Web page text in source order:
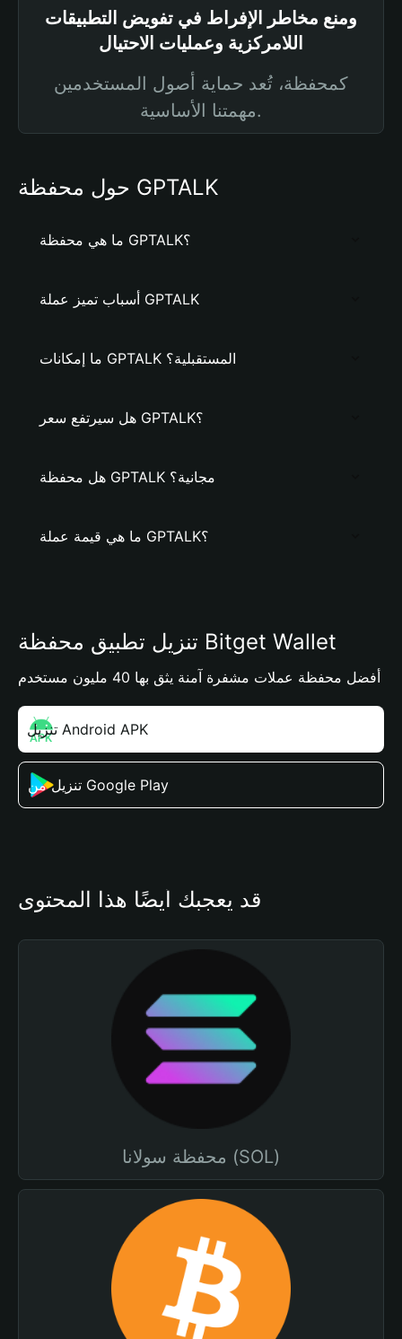
ومنع مخاطر الإفراط في تفويض التطبيقات
اللامركزية وعمليات الاحتيال
كمحفظة، تُعد حماية أصول المستخدمين
مهمتنا الأساسية.
حول محفظة GPTALK
ما هي محفظة GPTALK؟
أسباب تميز عملة GPTALK
ما إمكانات GPTALK المستقبلية؟
هل سيرتفع سعر GPTALK؟
هل محفظة GPTALK مجانية؟
ما هي قيمة عملة GPTALK؟
تنزيل تطبيق محفظة Bitget Wallet
أفضل محفظة عملات مشفرة آمنة يثق بها 40 مليون مستخدم
تنزيل Android APK
تنزيل من Google Play
قد يعجبك أيضًا هذا المحتوى
محفظة سولانا (SOL)